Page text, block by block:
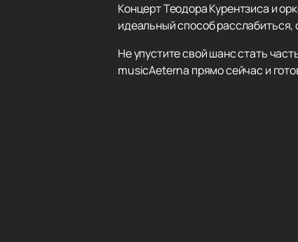
Концерт Теодора Курентзиса и
идеальный способ
Не упустите свой шанс стать
musicAeterna прямо сейчас и